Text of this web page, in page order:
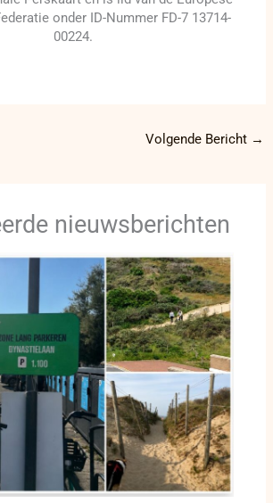
onder ID-Nummer FD-7 13714-
00224.
Volgende Bericht →
nieuwsberichten